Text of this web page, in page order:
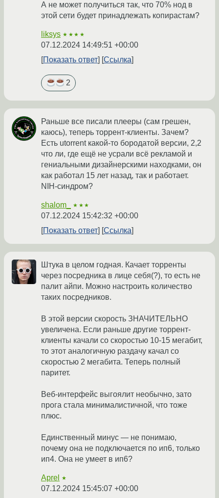
А не может получиться так, что 70% нод в
этой сети будет принадлежать копирастам?
liksys ★★★★
07.12.2024 14:49:51 +00:00
Показать ответ
Ссылка
2
Раньше все писали плееры (сам грешен,
каюсь), теперь торрент-клиенты. Зачем?
Есть utorrent какой-то бородатой версии, 2,2
что ли, где ещё не усрали всё рекламой и
гениальными дизайнерскими находками, он
как работал 15 лет назад, так и работает.
NIH-синдром?
shalom_ ★★★
07.12.2024 15:42:32 +00:00
Показать ответ
Ссылка
Штука в целом годная. Качает торренты
через посредника в лице себя(?), то есть не
палит айпи. Можно настроить количество
таких посредников.
В этой версии скорость ЗНАЧИТЕЛЬНО
увеличена. Если раньше другие торрент-
клиенты качали со скоростью 10-15 мегабит,
то этот аналогичную раздачу качал со
скоростью 2 мегабита. Теперь полный
паритет.
Веб-интерфейс выгоялит необычно, зато
прога стала минималистичной, что тоже
плюс.
Единственный минус — не понимаю,
почему она не подключается по ип6, только
ип4. Она не умеет в ип6?
Aprel ★
07.12.2024 15:45:07 +00:00